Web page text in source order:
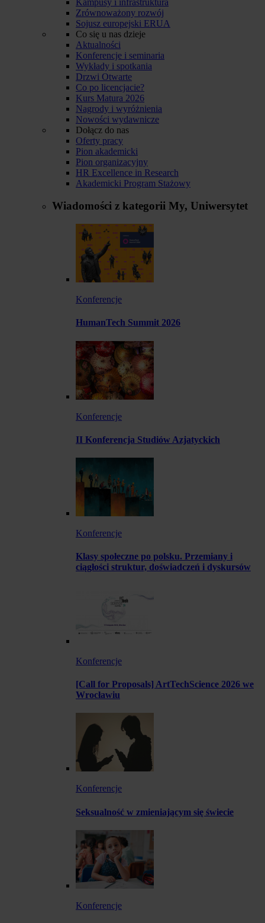
Zrównoważony rozwój
Sojusz europejski ERUA
Co się u nas dzieje
Aktualności
Konferencje i seminaria
Wykłady i spotkania
Drzwi Otwarte
Co po licencjacie?
Kurs Matura 2026
Nagrody i wyróżnienia
Nowości wydawnicze
Dołącz do nas
Oferty pracy
Pion akademicki
Pion organizacyjny
HR Excellence in Research
Akademicki Program Stażowy
Wiadomości z kategorii My, Uniwersytet
Konferencje
HumanTech Summit 2026
Konferencje
II Konferencja Studiów Azjatyckich
Konferencje
Klasy społeczne po polsku. Przemiany i
ciągłości struktur, doświadczeń i dyskursów
Konferencje
[Call for Proposals] ArtTechScience 2026 we
Wrocławiu
Konferencje
Seksualność w zmieniającym się świecie
Konferencje